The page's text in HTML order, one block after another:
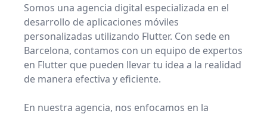
Somos una agencia digital especializada en el
desarrollo de aplicaciones móviles
personalizadas utilizando Flutter. Con sede en
Barcelona, contamos con un equipo de expertos
en Flutter que pueden llevar tu idea a la realidad
de manera efectiva y eficiente.
En nuestra agencia, nos enfocamos en la